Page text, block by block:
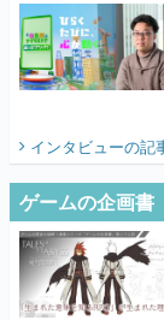
インタビューの記